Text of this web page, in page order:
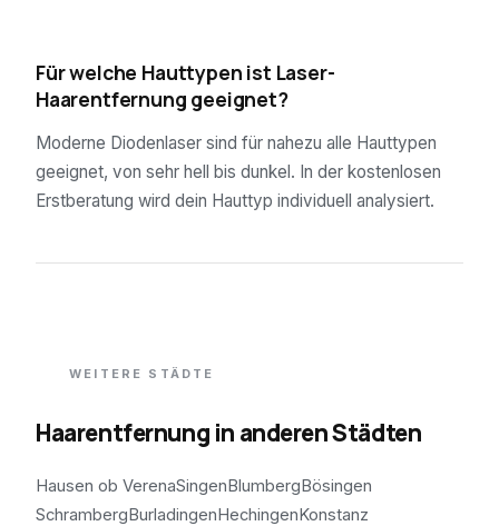
Für welche Hauttypen ist Laser-
Haarentfernung geeignet?
Moderne Diodenlaser sind für nahezu alle Hauttypen
geeignet, von sehr hell bis dunkel. In der kostenlosen
Erstberatung wird dein Hauttyp individuell analysiert.
WEITERE STÄDTE
Haarentfernung in anderen Städten
Hausen ob VerenaSingenBlumbergBösingen
SchrambergBurladingenHechingenKonstanz